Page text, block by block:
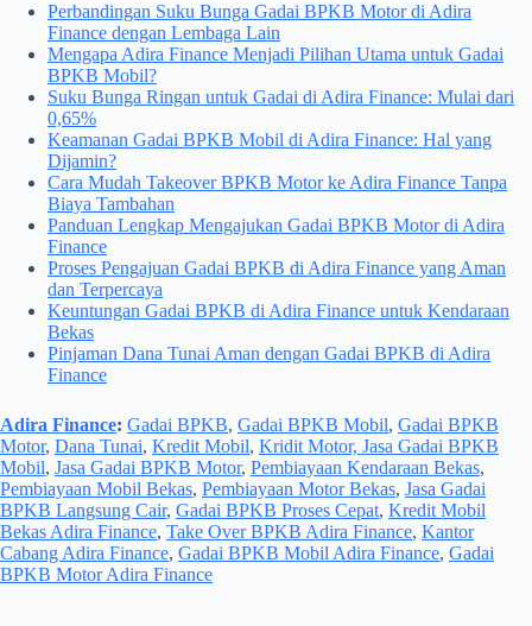
Perbandingan Suku Bunga Gadai BPKB Motor di Adira
Finance dengan Lembaga Lain
Mengapa Adira Finance Menjadi Pilihan Utama untuk Gadai
BPKB Mobil?
Suku Bunga Ringan untuk Gadai di Adira Finance: Mulai dari
0,65%
Keamanan Gadai BPKB Mobil di Adira Finance: Hal yang
Dijamin?
Cara Mudah Takeover BPKB Motor ke Adira Finance Tanpa
Biaya Tambahan
Panduan Lengkap Mengajukan Gadai BPKB Motor di Adira
Finance
Proses Pengajuan Gadai BPKB di Adira Finance yang Aman
dan Terpercaya
Keuntungan Gadai BPKB di Adira Finance untuk Kendaraan
Bekas
Pinjaman Dana Tunai Aman dengan Gadai BPKB di Adira
Finance
Adira Finance: Gadai BPKB, Gadai BPKB Mobil, Gadai BPKB
Motor, Dana Tunai, Kredit Mobil, Kridit Motor, Jasa Gadai BPKB
Mobil, Jasa Gadai BPKB Motor, Pembiayaan Kendaraan Bekas,
Pembiayaan Mobil Bekas, Pembiayaan Motor Bekas, Jasa Gadai
BPKB Langsung Cair, Gadai BPKB Proses Cepat, Kredit Mobil
Bekas Adira Finance, Take Over BPKB Adira Finance, Kantor
Cabang Adira Finance, Gadai BPKB Mobil Adira Finance, Gadai
BPKB Motor Adira Finance